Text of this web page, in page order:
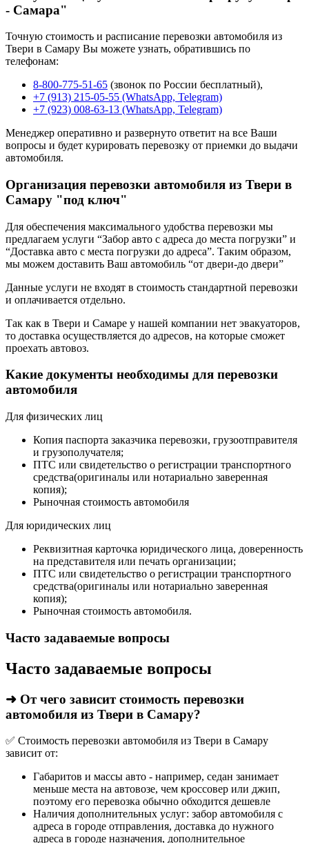
- Самара"
Точную стоимость и расписание перевозки автомобиля из
Твери в Самару Вы можете узнать, обратившись по
телефонам:
8-800-775-51-65 (звонок по России бесплатный),
+7 (913) 215-05-55 (WhatsApp, Telegram)
+7 (923) 008-63-13 (WhatsApp, Telegram)
Менеджер оперативно и развернуто ответит на все Ваши
вопросы и будет курировать перевозку от приемки до выдачи
автомобиля.
Организация перевозки автомобиля из Твери в
Самару "под ключ"
Для обеспечения максимального удобства перевозки мы
предлагаем услуги “Забор авто с адреса до места погрузки” и
“Доставка авто с места погрузки до адреса”. Таким образом,
мы можем доставить Ваш автомобиль “от двери-до двери”
Данные услуги не входят в стоимость стандартной перевозки
и оплачивается отдельно.
Так как в Твери и Самаре у нашей компании нет эвакуаторов,
то доставка осуществляется до адресов, на которые сможет
проехать автовоз.
Какие документы необходимы для перевозки
автомобиля
Для физических лиц
Копия паспорта заказчика перевозки, грузоотправителя
и грузополучателя;
ПТС или свидетельство о регистрации транспортного
средства(оригиналы или нотариально заверенная
копия);
Рыночная стоимость автомобиля
Для юридических лиц
Реквизитная карточка юридического лица, доверенность
на представителя или печать организации;
ПТС или свидетельство о регистрации транспортного
средства(оригиналы или нотариально заверенная
копия);
Рыночная стоимость автомобиля.
Часто задаваемые вопросы
Часто задаваемые вопросы
➜ От чего зависит стоимость перевозки
автомобиля из Твери в Самару?
✅ Стоимость перевозки автомобиля из Твери в Самару
зависит от:
Габаритов и массы авто - например, седан занимает
меньше места на автовозе, чем кроссовер или джип,
поэтому его перевозка обычно обходится дешевле
Наличия дополнительных услуг: забор автомобиля с
адреса в городе отправления, доставка до нужного
адреса в городе назначения, дополнительное